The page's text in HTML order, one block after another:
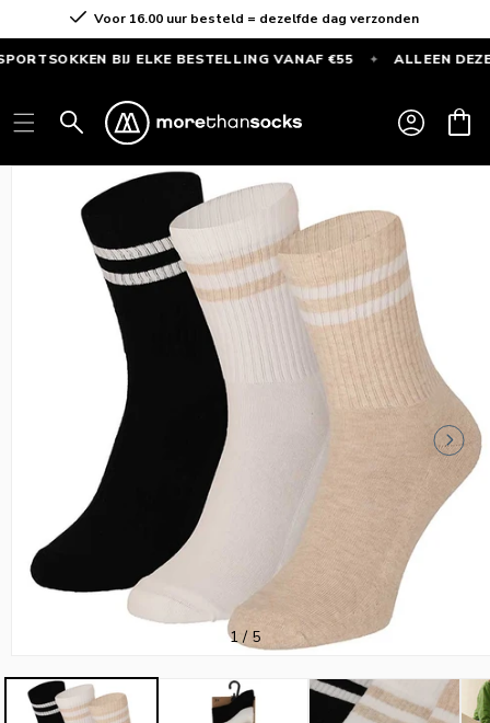
naar de
content
Voor 16.00 uur besteld = dezelfde dag verzonden
BIJ ELKE BESTELLING VANAF €55 ✦ ALLEEN DEZE
SPORTSOKKEN
bij
elke
Inloggen
1 / van
5
productinformatie